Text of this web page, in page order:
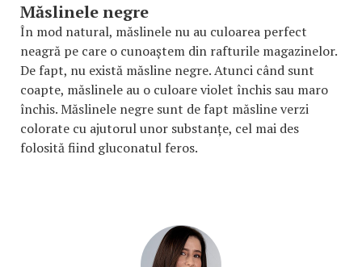
Măslinele negre
În mod natural, măslinele nu au culoarea perfect
neagră pe care o cunoaștem din rafturile magazinelor.
De fapt, nu există măsline negre. Atunci când sunt
coapte, măslinele au o culoare violet închis sau maro
închis. Măslinele negre sunt de fapt măsline verzi
colorate cu ajutorul unor substanțe, cel mai des
folosită fiind gluconatul feros.